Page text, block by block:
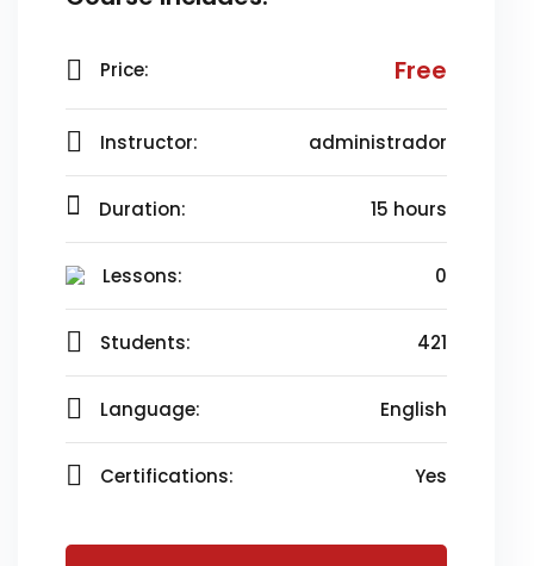
Price: Free
Instructor: administrador
Duration: 15 hours
Lessons: 0
Students: 421
Language: English
Certifications: Yes